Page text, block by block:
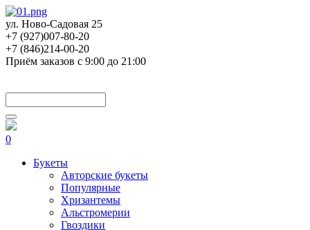
ул. Ново-Садовая 25
+7 (927)007-80-20
+7 (846)214-00-20
Приём заказов с 9:00 до 21:00
0
Букеты
Авторские букеты
Популярные
Хризантемы
Альстромерии
Гвоздики